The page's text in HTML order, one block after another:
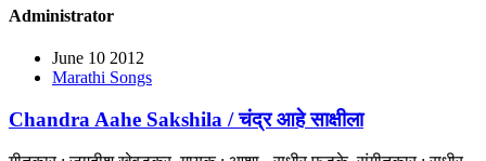
Administrator
June 10 2012
Marathi Songs
Chandra Aahe Sakshila / चंद्र आहे साक्षीला